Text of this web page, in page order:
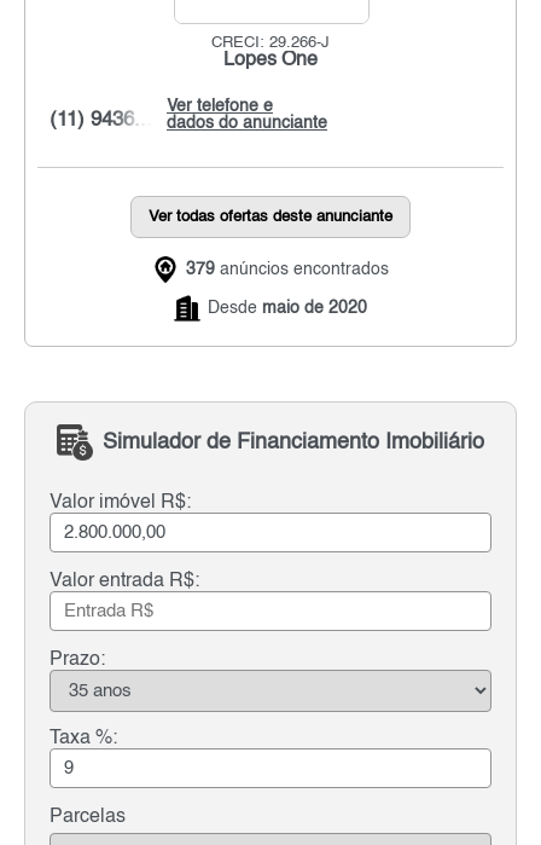
CRECI: 29.266-J
Lopes One
Ver telefone e
dados do anunciante
(11) 9436...
Ver todas ofertas deste anunciante
379 anúncios encontrados
Desde maio de 2020
Simulador de Financiamento Imobiliário
Valor imóvel R$:
Valor entrada R$:
Prazo:
Taxa %:
Parcelas